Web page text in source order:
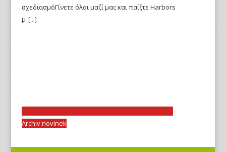
σχεδιασμόΓίνετε όλοι μαζί μας και παίξτε Harbors
μ [...]
Archiv novinek